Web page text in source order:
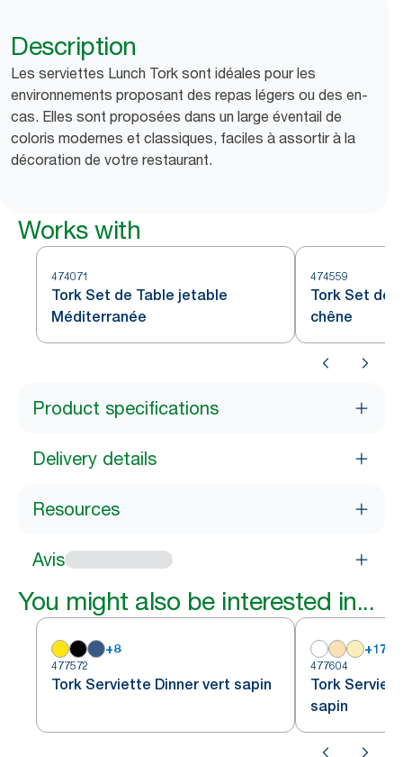
Description
Les serviettes Lunch Tork sont idéales pour les
environnements proposant des repas légers ou des en-
cas. Elles sont proposées dans un large éventail de
coloris modernes et classiques, faciles à assortir à la
décoration de votre restaurant.
Works with
474071
Tork Set de Table jetable
Méditerranée
474559
Tork Set de
chêne
Product specifications
Delivery details
Resources
Avis
You might also be interested in...
+8
477572
Tork Serviette Dinner vert sapin
+17
477604
Tork
sapin